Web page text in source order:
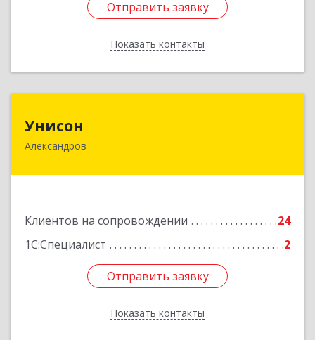
Отправить заявку
Показать контакты
Отправить заявку
Назад
Унисон
Александров
Клиентов на сопровождении
24
1С:Специалист
2
Отправить заявку
Показать контакты
601650, Владимирская обл, Александровский р-
Подробнее
Отправить заявку
Назад